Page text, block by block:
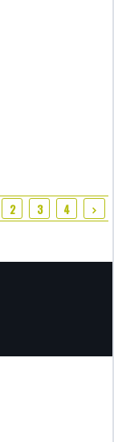
2 3 4